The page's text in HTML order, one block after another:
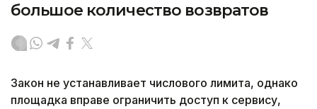
большое количество возвратов
Закон не устанавливает числового лимита, однако
площадка вправе ограничить доступ к сервису,